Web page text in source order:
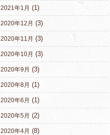
2021年1月 (1)
2020年12月 (3)
2020年11月 (3)
2020年10月 (3)
2020年9月 (3)
2020年8月 (1)
2020年6月 (1)
2020年5月 (2)
2020年4月 (8)